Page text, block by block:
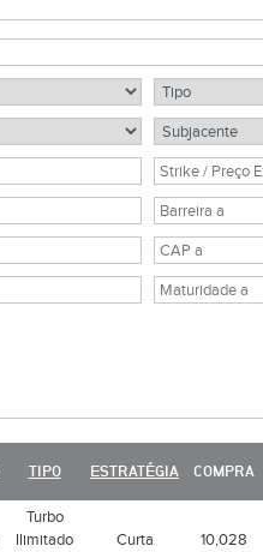
TIPO ESTRATÉGIA COMPRA
Turbo
Ilimitado
Curta 10,028